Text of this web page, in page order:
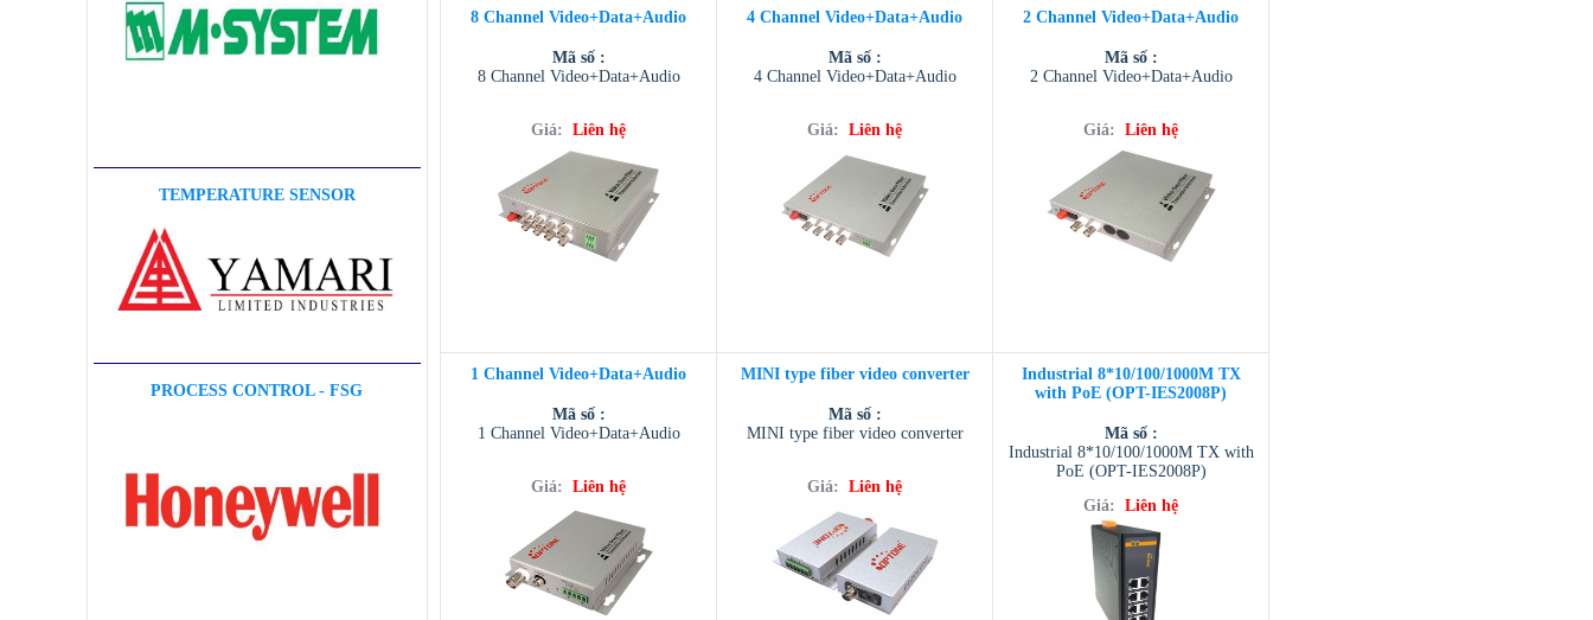
TEMPERATURE SENSOR
PROCESS CONTROL - FSG
8 Channel Video+Data+Audio
Mã số :
8 Channel Video+Data+Audio
Giá: Liên hệ
4 Channel Video+Data+Audio
Mã số :
4 Channel Video+Data+Audio
Giá: Liên hệ
2 Channel Video+Data+Audio
Mã số :
2 Channel Video+Data+Audio
Giá: Liên hệ
1 Channel Video+Data+Audio
Mã số :
1 Channel Video+Data+Audio
Giá: Liên hệ
MINI type fiber video converter
Mã số :
MINI type fiber video converter
Giá: Liên hệ
Industrial 8*10/100/1000M TX
with PoE (OPT-IES2008P)
Mã số :
Industrial 8*10/100/1000M TX with
PoE (OPT-IES2008P)
Giá: Liên hệ